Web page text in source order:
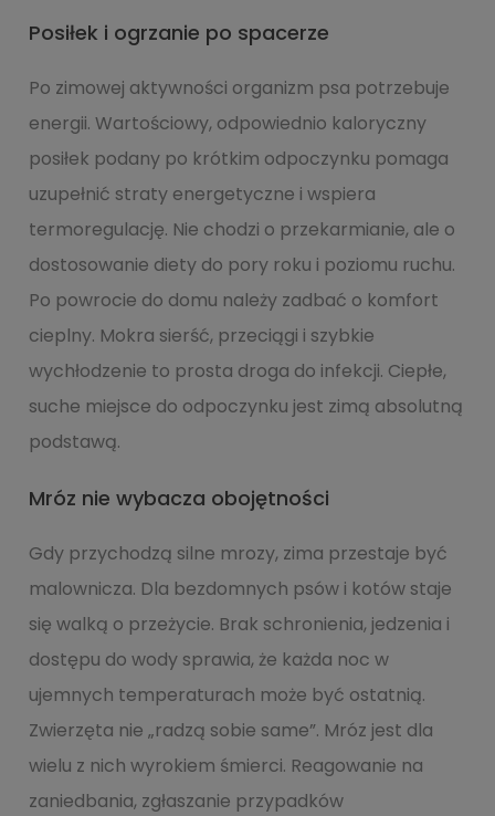
Posiłek i ogrzanie po spacerze
Po zimowej aktywności organizm psa potrzebuje
energii. Wartościowy, odpowiednio kaloryczny
posiłek podany po krótkim odpoczynku pomaga
uzupełnić straty energetyczne i wspiera
termoregulację. Nie chodzi o przekarmianie, ale o
dostosowanie diety do pory roku i poziomu ruchu.
Po powrocie do domu należy zadbać o komfort
cieplny. Mokra sierść, przeciągi i szybkie
wychłodzenie to prosta droga do infekcji. Ciepłe,
suche miejsce do odpoczynku jest zimą absolutną
podstawą.
Mróz nie wybacza obojętności
Gdy przychodzą silne mrozy, zima przestaje być
malownicza. Dla bezdomnych psów i kotów staje
się walką o przeżycie. Brak schronienia, jedzenia i
dostępu do wody sprawia, że każda noc w
ujemnych temperaturach może być ostatnią.
Zwierzęta nie „radzą sobie same”. Mróz jest dla
wielu z nich wyrokiem śmierci. Reagowanie na
zaniedbania, zgłaszanie przypadków